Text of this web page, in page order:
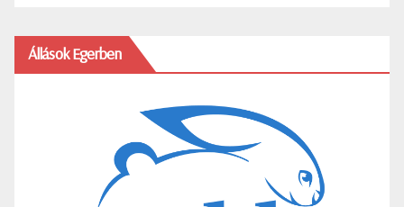
Állások Egerben